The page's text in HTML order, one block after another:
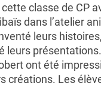
classe de CP
dans l’atelier
leurs
leurs présentations.
ont été
créations. Les